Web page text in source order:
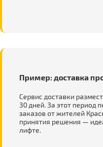
Пример: доставка
Сервис доставки
30 дней. За этот период
заказов от жителей
принятия решения —
лифте.